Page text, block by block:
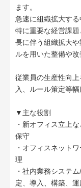
ます。
急速に組織拡大する
特に重要な経営課
長に伴う組織拡大
ルを用いた整備や
従業員の生産性向
入、ルール策定等
▼主な役割
・新オフィス立上
保守
・オフィスネット
理
・社内業務システ
定、導入、構築、